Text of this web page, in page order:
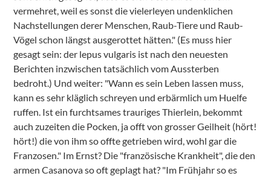
vermehret, weil es sonst die vielerleyen undenklichen
Nachstellungen derer Menschen, Raub-Tiere und Raub-
Vögel schon längst ausgerottet hätten." (Es muss hier
gesagt sein: der lepus vulgaris ist nach den neuesten
Berichten inzwischen tatsächlich vom Aussterben
bedroht.) Und weiter: "Wann es sein Leben lassen muss,
kann es sehr kläglich schreyen und erbärmlich um Huelfe
ruffen. Ist ein furchtsames trauriges Thierlein, bekommt
auch zuzeiten die Pocken, ja offt von grosser Geilheit (hört!
hört!) die von ihm so offte getrieben wird, wohl gar die
Franzosen." Im Ernst? Die "französische Krankheit", die den
armen Casanova so oft geplagt hat? "Im Frühjahr so es